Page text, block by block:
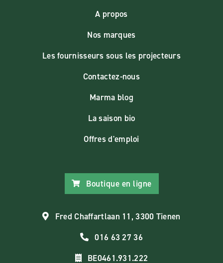
A propos
Nos marques
Les fournisseurs sous les projecteurs
Contactez-nous
Marma blog
La saison bio
Offres d'emploi
Boutique en ligne
Fred Chaffartlaan 11, 3300 Tienen
016 63 27 36
BE0461.931.222